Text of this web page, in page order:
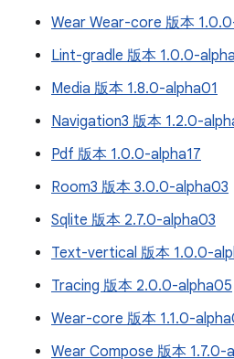
Wear Wear-core 版本
Lint-gradle 版本 1.0.0-
Media 版本 1.8.0-alpha01
Navigation3 版本 1.2.0-
Pdf 版本 1.0.0-alpha17
Room3 版本 3.0.0-alpha03
Sqlite 版本 2.7.0-alpha03
Text-vertical 版本 1.0.0-
Tracing 版本 2.0.0-alpha05
Wear-core 版本 1.1.0-
Wear Compose 版本 1.7.0-